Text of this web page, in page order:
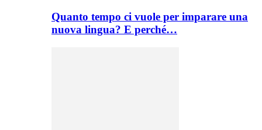
Quanto tempo ci vuole per imparare una
nuova lingua? E perché…